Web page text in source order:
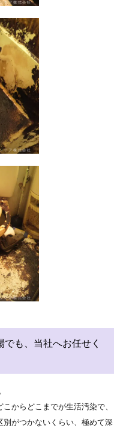
も、当社へお任せく
からどこまでが生活汚染で、
別がつかないくらい、極めて深